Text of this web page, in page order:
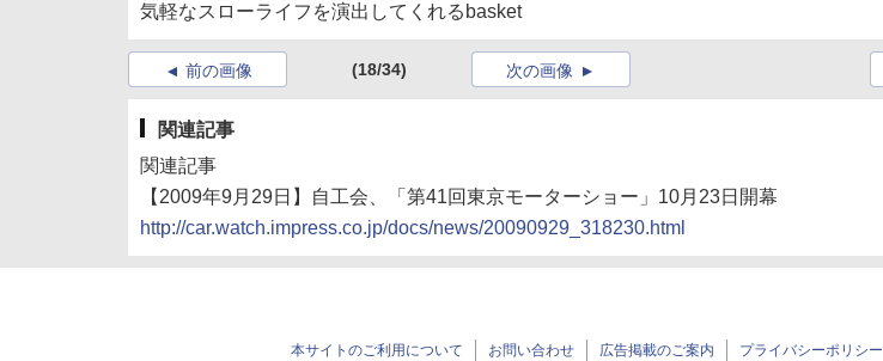
気軽なスローライフを演出してくれるbasket
前の画像 (18/34) 次の画像
関連記事
関連記事
【2009年9月29日】自工会、「第41回東京モーターショー」10月23日開幕
http://car.watch.impress.co.jp/docs/news/20090929_318230.html
本サイトのご利用について お問い合わせ 広告掲載のご案内 プライバシーポリシー